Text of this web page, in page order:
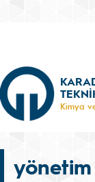
Kimya
yönetim